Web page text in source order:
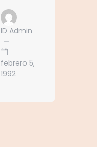
ID Admin
febrero 5,
1992